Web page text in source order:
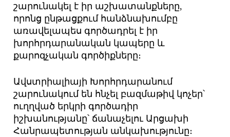
շարունակել է իր աշխատանքները,
որոնց ընթացքում հանձնախումբը
առավելապես գործադրել է իր
խորհրդարանական կապերը և
քարոզչական գործիքները։
Ավստրիալիայի Խորհրդարանում
շարունակում են հնչել բազմաթիվ կոչեր՝
ուղղված երկրի գործադիր
իշխանությանը՝ ճանաչելու Արցախի
Հանրապետության անկախությունը։